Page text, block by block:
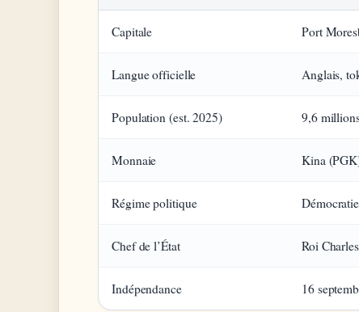
Capitale Port
Langue officielle Anglais,
Population (est. 2025) 9,6
Monnaie Kina
Régime politique
Chef de l’État Roi
Indépendance 16